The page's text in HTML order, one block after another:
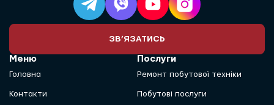
ЗВ’ЯЗАТИСЬ
Меню
Головна
Контакти
Послуги
Ремонт побутової техніки
Побутові послуги